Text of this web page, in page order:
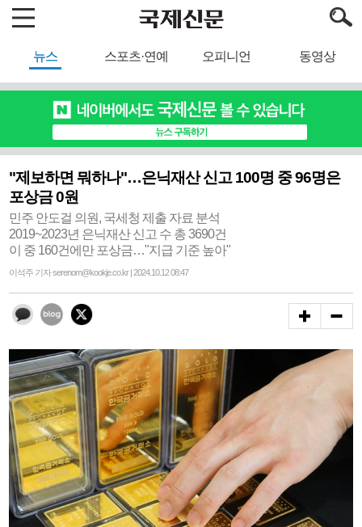
뉴스 스포츠·연예 오피니언 동영상
"제보하면 뭐하나"…은닉재산 신고 100명 중 96명은
포상금 0원
민주 안도걸 의원, 국세청 제출 자료 분석
2019~2023년 은닉재산 신고 수 총 3690건
이 중 160건에만 포상금…"지급 기준 높아"
이석주 기자 serenom@kookje.co.kr | 2024.10.12 08:47